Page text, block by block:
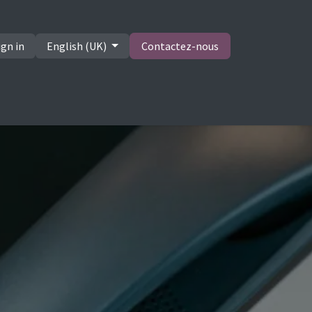
in English (UK) Contactez-nous